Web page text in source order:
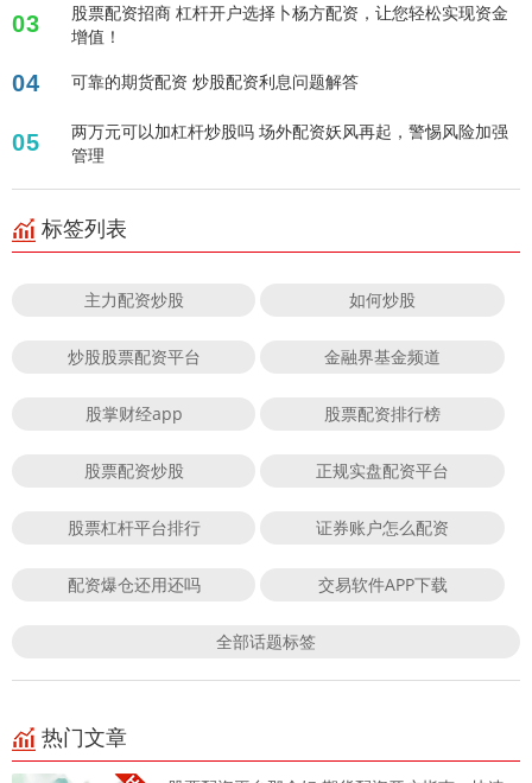
03
股票配资招商 杠杆开户选择卜杨方配资，让您轻松实现资金
增值！
04 可靠的期货配资 炒股配资利息问题解答
05
两万元可以加杠杆炒股吗 场外配资妖风再起，警惕风险加强
管理
标签列表
主力配资炒股 如何炒股
炒股股票配资平台 金融界基金频道
股掌财经app 股票配资排行榜
股票配资炒股 正规实盘配资平台
股票杠杆平台排行 证券账户怎么配资
配资爆仓还用还吗 交易软件APP下载
全部话题标签
热门文章